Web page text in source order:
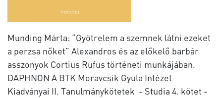
Munding Márta: “Gyötrelem a szemnek látni ezeket
a perzsa nőket” Alexandros és az előkelő barbár
asszonyok Cortius Rufus történeti munkájában.
DAPHNON A BTK Moravcsik Gyula Intézet
Kiadványai II. Tanulmánykötetek - Studia 4. kötet -